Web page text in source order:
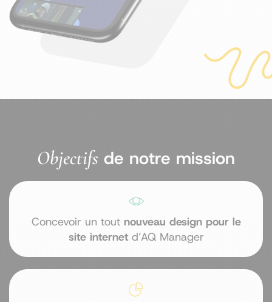
Objectifs de notre mission
Concevoir un tout nouveau design pour le
site internetd’AQ Manager